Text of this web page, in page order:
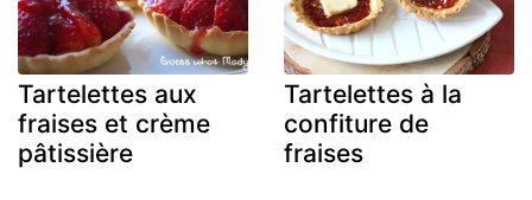
Tartelettes aux
fraises et crème
pâtissière
Tartelettes à la
confiture de
fraises